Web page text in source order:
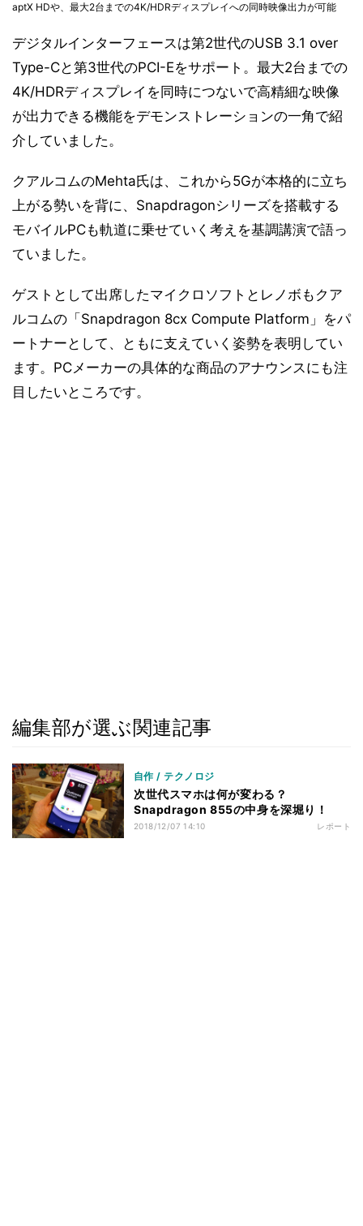
aptX HDや、最大2台までの4K/HDRディスプレイへの同時映像出力が可能
デジタルインターフェースは第2世代のUSB 3.1 over
Type-Cと第3世代のPCI-Eをサポート。最大2台までの
4K/HDRディスプレイを同時につないで高精細な映像
が出力できる機能をデモンストレーションの一角で紹
介していました。
クアルコムのMehta氏は、これから5Gが本格的に立ち
上がる勢いを背に、Snapdragonシリーズを搭載する
モバイルPCも軌道に乗せていく考えを基調講演で語っ
ていました。
ゲストとして出席したマイクロソフトとレノボもクア
ルコムの「Snapdragon 8cx Compute Platform」をパ
ートナーとして、ともに支えていく姿勢を表明してい
ます。PCメーカーの具体的な商品のアナウンスにも注
目したいところです。
編集部が選ぶ関連記事
自作 / テクノロジ
次世代スマホは何が変わる？
Snapdragon 855の中身を深堀り！
2018/12/07 14:10 レポート